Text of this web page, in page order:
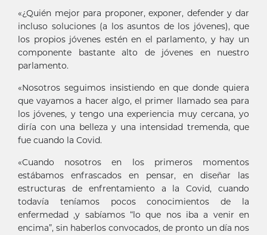
«¿Quién mejor para proponer, exponer, defender y dar
incluso soluciones (a los asuntos de los jóvenes), que
los propios jóvenes estén en el parlamento, y hay un
componente bastante alto de jóvenes en nuestro
parlamento.
«Nosotros seguimos insistiendo en que donde quiera
que vayamos a hacer algo, el primer llamado sea para
los jóvenes, y tengo una experiencia muy cercana, yo
diría con una belleza y una intensidad tremenda, que
fue cuando la Covid.
«Cuando nosotros en los primeros momentos
estábamos enfrascados en pensar, en diseñar las
estructuras de enfrentamiento a la Covid, cuando
todavía teníamos pocos conocimientos de la
enfermedad ,y sabíamos “lo que nos iba a venir en
encima”, sin haberlos convocados, de pronto un día nos